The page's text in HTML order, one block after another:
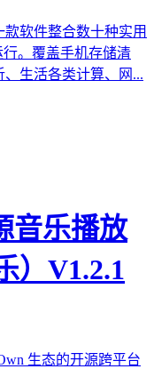
软件整合数十种实用
。覆盖手机存储清
生活各类计算、网...
音乐播放
）V1.2.1
生态的开源跨平台